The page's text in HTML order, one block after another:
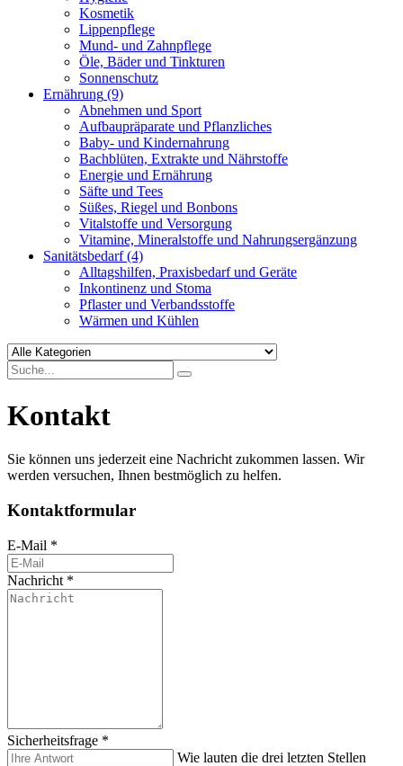
Kosmetik
Lippenpflege
Mund- und Zahnpflege
Öle, Bäder und Tinkturen
Sonnenschutz
Ernährung (9)
Abnehmen und Sport
Aufbaupräparate und Pflanzliches
Baby- und Kindernahrung
Bachblüten, Extrakte und Nährstoffe
Energie und Ernährung
Säfte und Tees
Süßes, Riegel und Bonbons
Vitalstoffe und Versorgung
Vitamine, Mineralstoffe und Nahrungsergänzung
Sanitätsbedarf(4)
Alltagshilfen, Praxisbedarf und Geräte
Inkontinenz und Stoma
Pflaster und Verbandsstoffe
Wärmen und Kühlen
Kontakt
Sie können uns jederzeit eine Nachricht zukommen lassen. Wir
werden versuchen, Ihnen bestmöglich zu helfen.
Kontaktformular
E-Mail *
Nachricht *
Sicherheitsfrage *
Wie lauten die drei letzten Stellen